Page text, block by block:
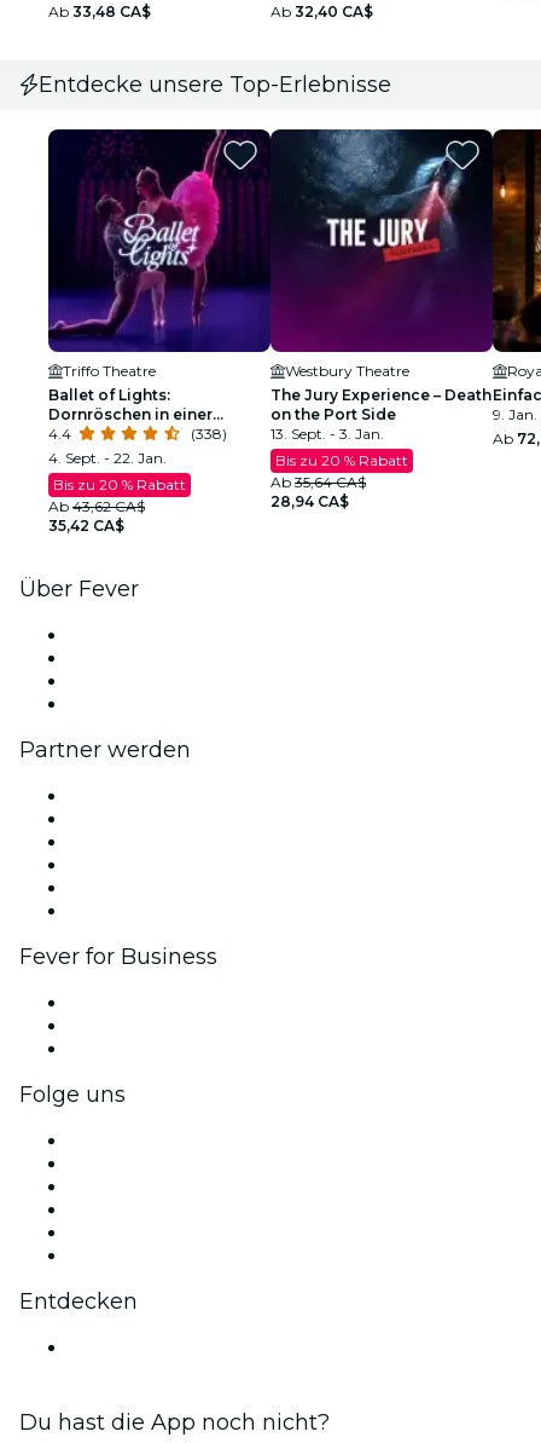
Ab 33,48 CA$
Ab 32,40 CA$
Entdecke unsere Top-Erlebnisse
Triffo Theatre
Ballet of Lights:
Dornröschen in einer
funkelnden Show
4.4
(338)
4. Sept. - 22. Jan.
Bis zu 20 % Rabatt
Ab 43,62 CA$
35,42 CA$
Westbury Theatre
The Jury Experience – Death
on the Port Side
13. Sept. - 3. Jan.
Bis zu 20 % Rabatt
Ab 35,64 CA$
28,94 CA$
9. Jan.
Ab
Über Fever
Partner werden
Fever for Business
Folge uns
Entdecken
Du hast die App noch nicht?